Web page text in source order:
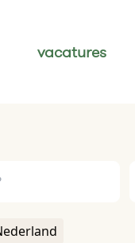
vacatures